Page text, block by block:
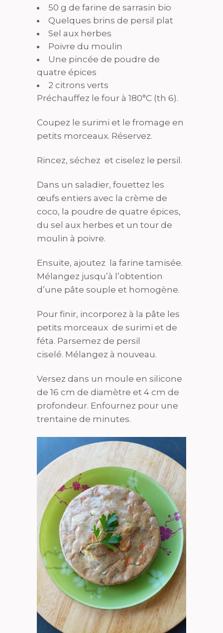
50 g de farine de sarrasin bio
Quelques brins de persil plat
Sel aux herbes
Poivre du moulin
Une pincée de poudre de
quatre épices
2 citrons verts
Préchauffez le four à 180°C (th 6).
Coupez le surimi et le fromage en
petits morceaux. Réservez.
Rincez, séchez et ciselez le persil.
Dans un saladier, fouettez les
œufs entiers avec la crème de
coco, la poudre de quatre épices,
du sel aux herbes et un tour de
moulin à poivre.
Ensuite, ajoutez la farine tamisée.
Mélangez jusqu’à l’obtention
d’une pâte souple et homogène.
Pour finir, incorporez à la pâte les
petits morceaux de surimi et de
féta. Parsemez de persil
ciselé. Mélangez à nouveau.
Versez dans un moule en silicone
de 16 cm de diamètre et 4 cm de
profondeur. Enfournez pour une
trentaine de minutes.